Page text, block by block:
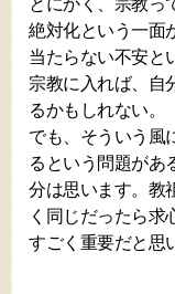
とにかく、宗教っ
絶対化という一面
当たらない不安と
宗教に入れば、自
るかもしれない。
でも、そういう風
るという問題があ
分は思います。教
く同じだったら求
すごく重要だと思